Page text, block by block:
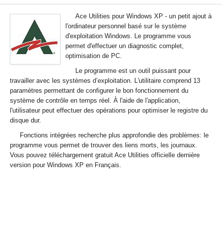
Ace Utilities pour Windows XP - un petit ajout à
l'ordinateur personnel basé sur le système
d'exploitation Windows. Le programme vous
permet d'effectuer un diagnostic complet,
optimisation de PC.
Le programme est un outil puissant pour
travailler avec les systèmes d’exploitation. L'utilitaire comprend 13
paramètres permettant de configurer le bon fonctionnement du
système de contrôle en temps réel. À l'aide de l'application,
l'utilisateur peut effectuer des opérations pour optimiser le registre du
disque dur.
Fonctions intégrées recherche plus approfondie des problèmes: le
programme vous permet de trouver des liens morts, les journaux.
Vous pouvez téléchargement gratuit Ace Utilities officielle dernière
version pour Windows XP en Français.